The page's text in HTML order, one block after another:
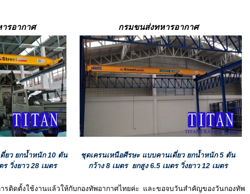
รอากาศ กรมขนส่งทหารอากาศ
ยว ยกน้ำหนัก 10 ตัน
วิ่งยาว 28 เมตร
ชุดเครนเหนือศีรษะ แบบคานเดี่ยว ยกน้ำหนัก 5 ตัน
กว้าง 8 เมตร ยกสูง 6.5 เมตร วิ่งยาว 12 เมตร
ช้งานแล้วให้กับกองทัพอากาศไทยค่ะ และขอจบวันสำคัญของวันกองทัพ